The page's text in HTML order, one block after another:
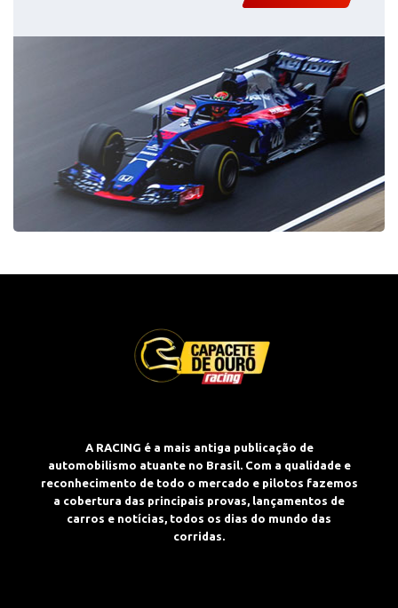
A RACING é a mais antiga publicação de
automobilismo atuante no Brasil. Com a qualidade e
reconhecimento de todo o mercado e pilotos fazemos
a cobertura das principais provas, lançamentos de
carros e notícias, todos os dias do mundo das
corridas.